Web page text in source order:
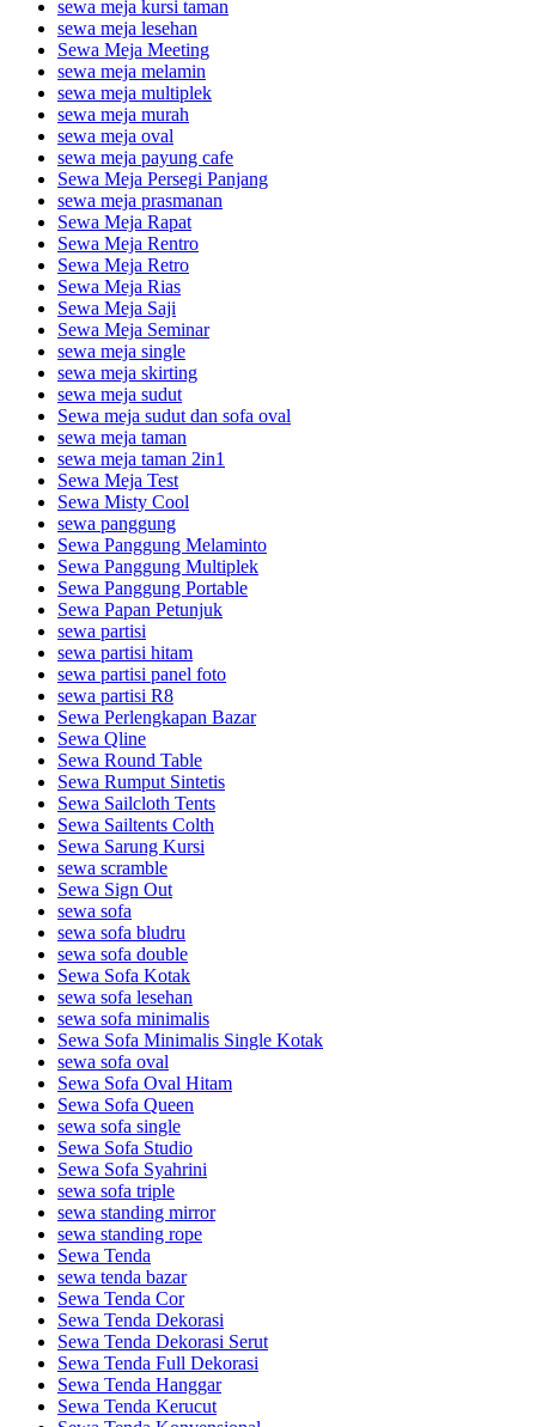
sewa meja kursi taman
sewa meja lesehan
Sewa Meja Meeting
sewa meja melamin
sewa meja multiplek
sewa meja murah
sewa meja oval
sewa meja payung cafe
Sewa Meja Persegi Panjang
sewa meja prasmanan
Sewa Meja Rapat
Sewa Meja Rentro
Sewa Meja Retro
Sewa Meja Rias
Sewa Meja Saji
Sewa Meja Seminar
sewa meja single
sewa meja skirting
sewa meja sudut
Sewa meja sudut dan sofa oval
sewa meja taman
sewa meja taman 2in1
Sewa Meja Test
Sewa Misty Cool
sewa panggung
Sewa Panggung Melaminto
Sewa Panggung Multiplek
Sewa Panggung Portable
Sewa Papan Petunjuk
sewa partisi
sewa partisi hitam
sewa partisi panel foto
sewa partisi R8
Sewa Perlengkapan Bazar
Sewa Qline
Sewa Round Table
Sewa Rumput Sintetis
Sewa Sailcloth Tents
Sewa Sailtents Colth
Sewa Sarung Kursi
sewa scramble
Sewa Sign Out
sewa sofa
sewa sofa bludru
sewa sofa double
Sewa Sofa Kotak
sewa sofa lesehan
sewa sofa minimalis
Sewa Sofa Minimalis Single Kotak
sewa sofa oval
Sewa Sofa Oval Hitam
Sewa Sofa Queen
sewa sofa single
Sewa Sofa Studio
Sewa Sofa Syahrini
sewa sofa triple
sewa standing mirror
sewa standing rope
Sewa Tenda
sewa tenda bazar
Sewa Tenda Cor
Sewa Tenda Dekorasi
Sewa Tenda Dekorasi Serut
Sewa Tenda Full Dekorasi
Sewa Tenda Hanggar
Sewa Tenda Kerucut